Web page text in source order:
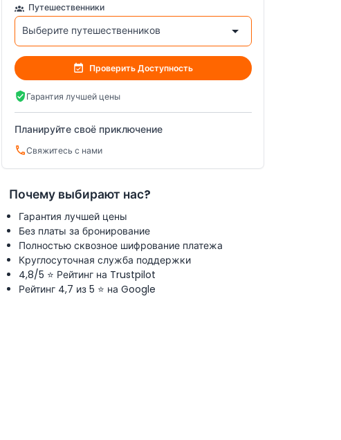
Путешественники
Выберите путешественников
Проверить Доступность
Гарантия лучшей цены
Планируйте своё приключение
Свяжитесь с нами
Почему выбирают нас?
Гарантия лучшей цены
Без платы за бронирование
Полностью сквозное шифрование платежа
Круглосуточная служба поддержки
4,8/5 ⭐ Рейтинг на Trustpilot
Рейтинг 4,7 из 5 ⭐ на Google